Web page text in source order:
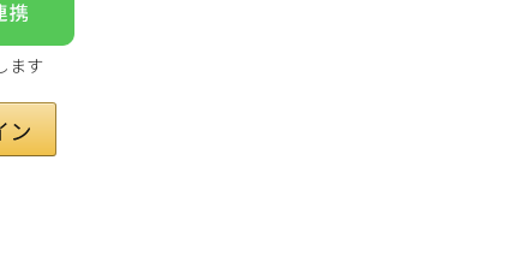
ます